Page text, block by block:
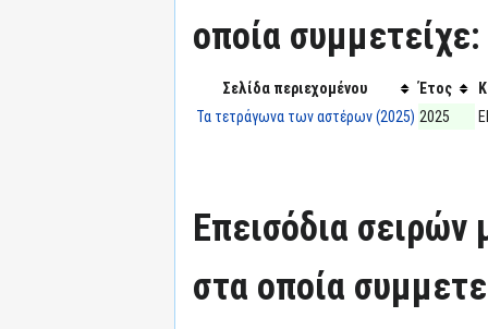
οποία συμμετείχε:
Σελίδα περιεχομένου Έτος
Τα τετράγωνα των αστέρων (2025) 2025
Επεισόδια
στα οποία